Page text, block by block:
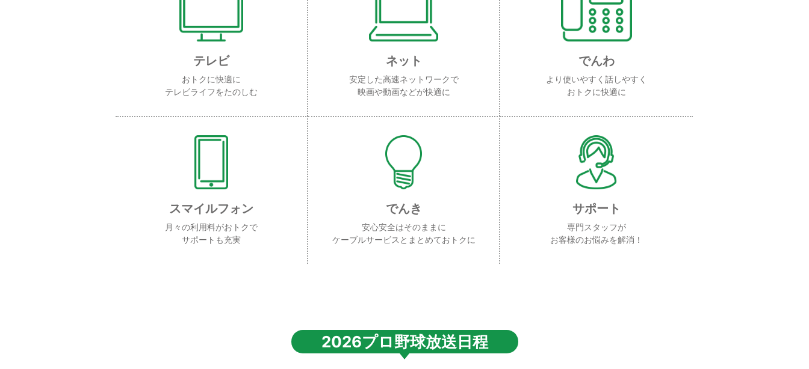
テレビ
おトクに快適に
テレビライフをたのしむ
ネット
安定した高速ネットワークで
映画や動画などが快適に
でんわ
より使いやすく話しやすく
おトクに快適に
スマイルフォン
月々の利用料がおトクで
サポートも充実
でんき
安心安全はそのままに
ケーブルサービスとまとめておトクに
サポート
専門スタッフが
お客様のお悩みを解消！
2026プロ野球放送日程